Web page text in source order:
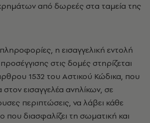
από δωρεές στα ταμεία της
η εισαγγελική εντολή
στις δομές στηρίζεται
1532 του Αστικού Κώδικα, που
στον εισαγγελέα ανηλίκων, σε
περιπτώσεις, να λάβει κάθε
διασφαλίζει τη σωματική και